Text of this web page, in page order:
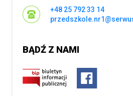
+48 25 792 33 14
BĄDŹ Z NAMI